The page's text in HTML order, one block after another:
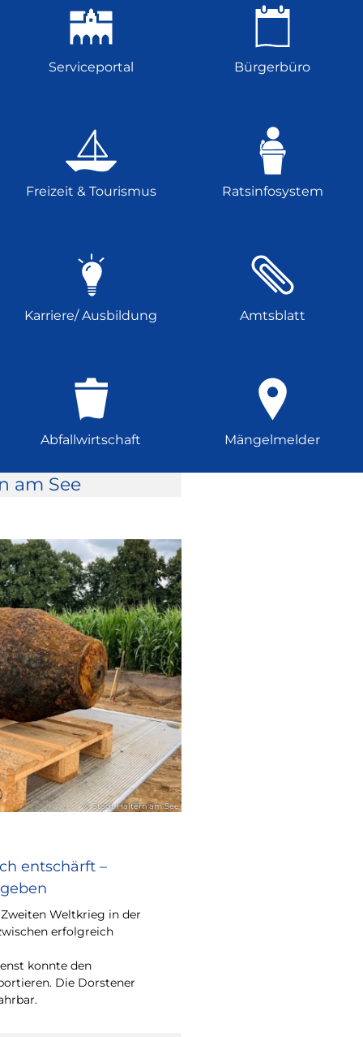
Serviceportal Bürgerbüro
Freizeit & Tourismus Ratsinfosystem
Karriere/ Ausbildung Amtsblatt
Abfallwirtschaft Mängelmelder
am See
© Stadt Haltern am See
entschärft –
Weltkrieg in der
erfolgreich
konnte den
Die Dorstener